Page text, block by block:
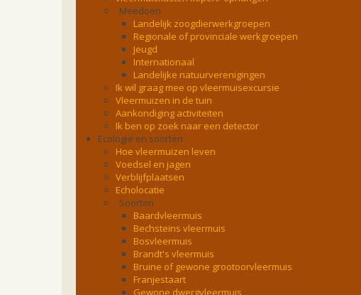
Meedoen
Landelijk zoogdierwerkgroepen
Regionale of provinciale werkgroepen
Jeugd
Internationaal
Landelijke natuurverenigingen
Ik wil graag mee op vleermuisexcursie
Vleermuizen in de tuin
Aankondiging activiteiten
Ik ben op zoek naar een detector
Ecologie en soorten
Hoe vleermuizen leven
Voedsel en jagen
Verblijfplaatsen
Echolocatie
Soorten
Baardvleermuis
Bechsteins vleermuis
Bosvleermuis
Brandt's vleermuis
Bruine of gewone grootoorvleermuis
Franjestaart
Gewone dwergvleermuis